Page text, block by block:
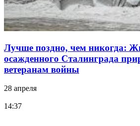
Лучше поздно, чем никогда:
осажденного Сталинграда
ветеранам войны
28 апреля
14:37